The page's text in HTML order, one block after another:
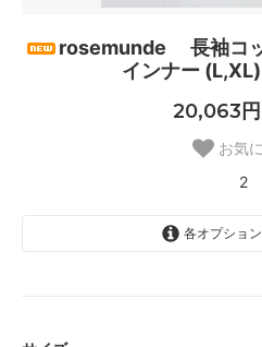
rosemunde 長袖コッ
インナー
20,063
お気
2
各オプショ